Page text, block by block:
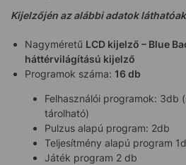
Kijelzőjén az alábbi adatok
Nagyméretű LCD kijelző – Blue
háttérvilágítású kijelző
Programok száma: 16 db
Felhasználói programok: 3db
tárolható)
Pulzus alapú program: 2db
Teljesítmény alapú program
Játék program 2 db